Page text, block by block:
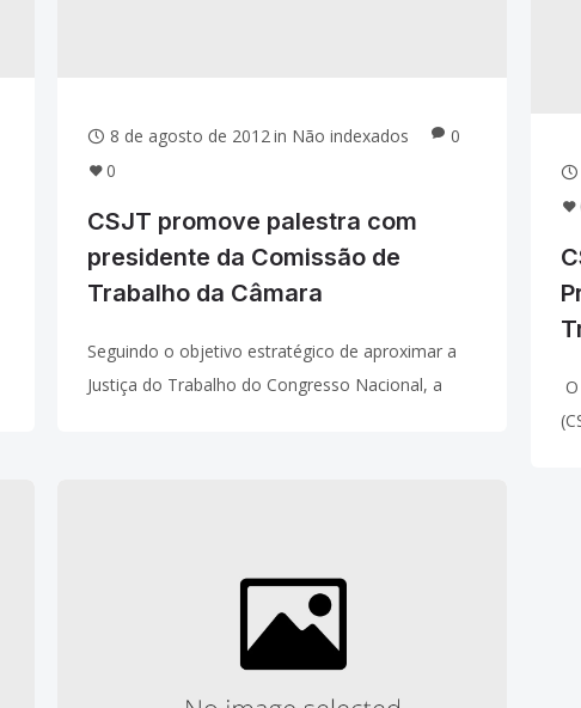
8 de agosto de 2012 in Não indexados
0
0
CSJT promove palestra com
presidente da Comissão de
Trabalho da Câmara
Seguindo o objetivo estratégico de aproximar a
Justiça do Trabalho do Congresso Nacional, a